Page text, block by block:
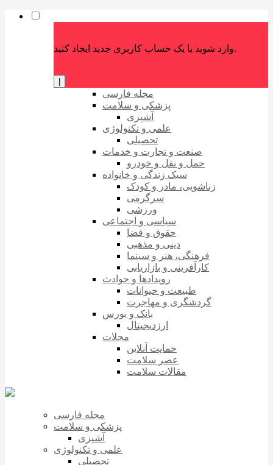
وارد شوید یا یک حساب کاربری جدید ایجاد کنید.
مجله فارسی
پزشکی و سلامت
آشپزی
علمی و تکنولوژی
تحصیلی
صنعت و تجارت و خدمات
حمل و نقل و خودرو
سبک زندگی و خانواده
زناشویی، مادر و کودک
سرگرمی
ورزشی
سیاسی و اجتماعی
حقوق و قضا
دینی و مذهبی
فرهنگی، هنر و سینما
کارآفرینی و بازاریابی
رویدادها و حوادث
طبیعت و حیوانات
گردشگری و مهاجرت
بانک و بورس
ارزدیجیتال
مجلات
حمایت آنلاین
عصر سلامت
مقالات سلامت
مجله فارسی
پزشکی و سلامت
آشپزی
علمی و تکنولوژی
تحصیلی